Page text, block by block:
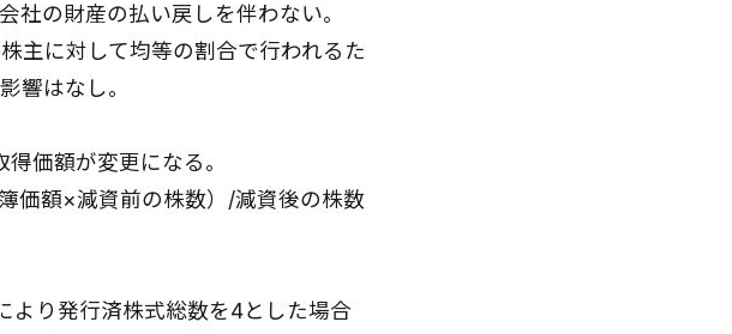
社の財産の払い戻しを伴わない。
主に対して均等の割合で行われるた
響はなし。
価額が変更になる。
価額×減資前の株数）/減資後の株数
より発行済株式総数を4とした場合